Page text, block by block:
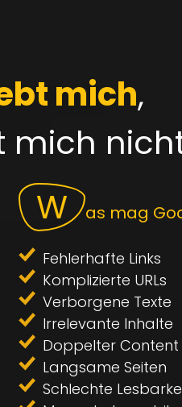
mich,
mich
W as mag
Fehlerhafte Links
Komplizierte URLs
Verborgene Texte
Irrelevante Inhalte
Doppelter Content
Langsame Seiten
Schlechte